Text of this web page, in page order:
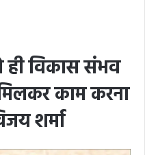
ही विकास संभव
काम करना
शर्मा